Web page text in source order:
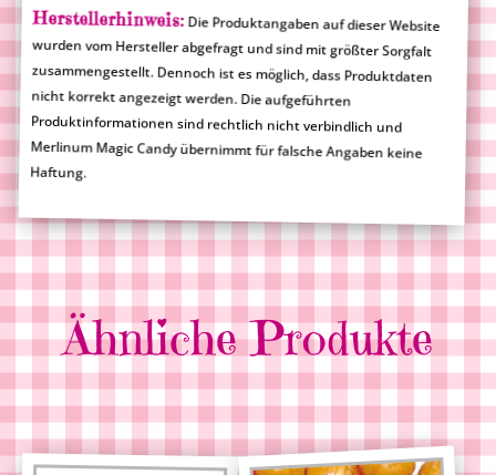
Herstellerhinweis:Die Produktangaben auf dieser Website
wurden vom Hersteller abgefragt und sind mit größter Sorgfalt
zusammengestellt. Dennoch ist es möglich, dass Produktdaten
nicht korrekt angezeigt werden. Die aufgeführten
Produktinformationen sind rechtlich nicht verbindlich und
Merlinum Magic Candy übernimmt für falsche Angaben keine
Haftung.
Ähnliche Produkte